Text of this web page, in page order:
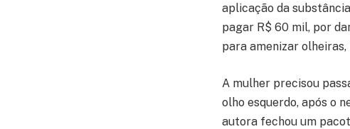
aplicação da
pagar R$ 60 mil, por
para amenizar
A mulher precisou
olho esquerdo, após o
autora fechou um